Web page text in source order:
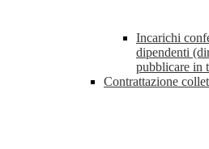
Incarichi
dipendenti
pubblicare in
Contrattazione